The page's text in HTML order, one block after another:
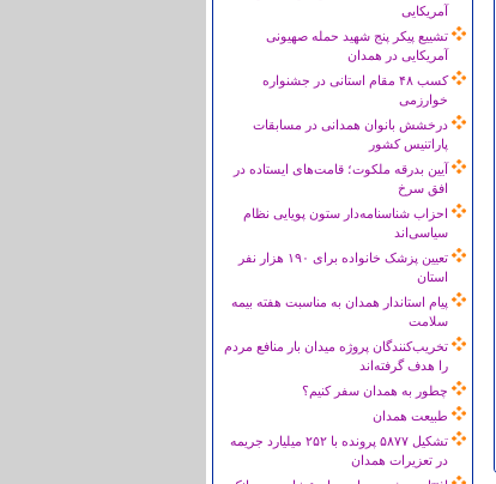
آمریکایی
تشییع پیکر پنج شهید حمله صهیونی
آمریکایی در همدان
کسب ۴۸ مقام استانی در جشنواره
خوارزمی
درخشش بانوان همدانی در مسابقات
پاراتنیس کشور
آیین بدرقه ملکوت؛ قامت‌های ایستاده در
افق سرخ
احزاب شناسنامه‌دار ستون پویایی نظام
سیاسی‌اند
تعیین پزشک خانواده برای ۱۹۰ هزار نفر
استان
پیام استاندار همدان به مناسبت هفته بیمه
سلامت
تخریب‌کنندگان پروژه میدان بار منافع مردم
را هدف گرفته‌اند
چطور به همدان سفر کنیم؟
طبیعت همدان
تشکیل ۵۸۷۷ پرونده با ۲۵۲ میلیارد جریمه
در تعزیرات همدان